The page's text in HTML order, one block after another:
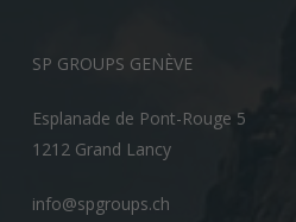
SP GROUPS GENÈVE
Esplanade de Pont-Rouge 5
1212 Grand Lancy
info@spgroups.ch